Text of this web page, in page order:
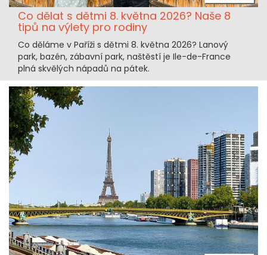
Co dělat s dětmi 8. května 2026? Naše 8
tipů na výlety pro rodiny
Co děláme v Paříži s dětmi 8. května 2026? Lanový
park, bazén, zábavní park, naštěstí je Ile-de-France
plná skvělých nápadů na pátek.